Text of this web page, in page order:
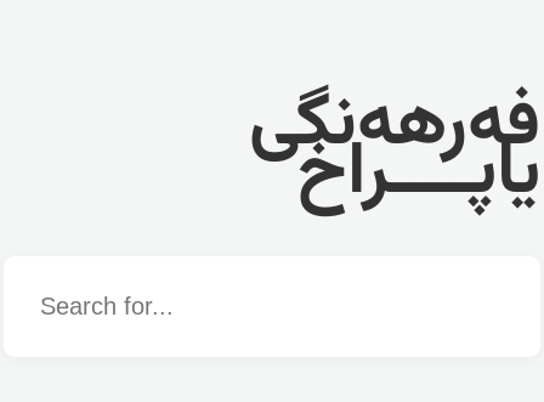
فەرهەنگی
یاپــــراخ
Word